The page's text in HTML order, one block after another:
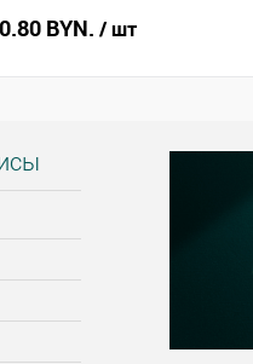
0.80 BYN. / шт